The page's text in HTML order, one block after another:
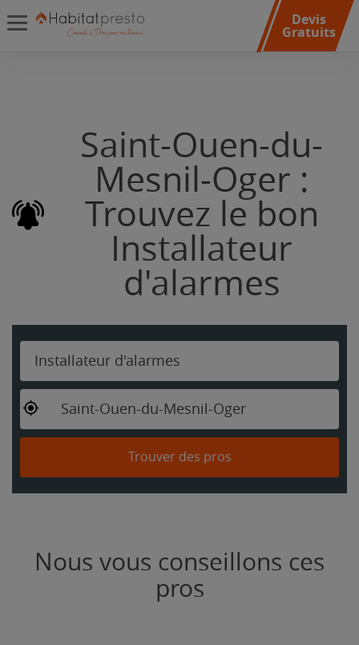
Devis
Gratuits
Saint-Ouen-du-
Mesnil-Oger :
Trouvez le bon
Installateur
d'alarmes
Installateur d'alarmes
Saint-Ouen-du-Mesnil-Oger
Trouver des pros
Nous vous conseillons ces
pros